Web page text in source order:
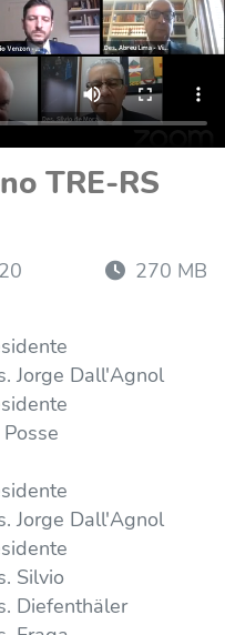
TRE-RS
270 MB
Jorge Dall'Agnol
Jorge Dall'Agnol
Silvio
Diefenthäler